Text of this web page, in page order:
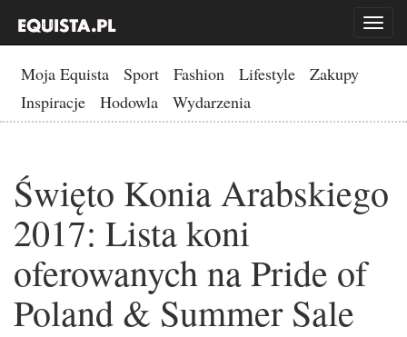
Toggle
Moja Equista Sport Fashion Lifestyle
Zakupy
Inspiracje
Hodowla Wydarzenia
Święto Konia Arabskiego
2017: Lista koni
oferowanych na Pride of
Poland & Summer Sale